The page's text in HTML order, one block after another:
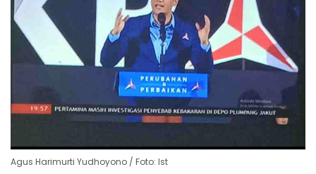
Agus Harimurti Yudhoyono / Foto: Ist